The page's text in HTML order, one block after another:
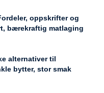
oppskrifter og
bærekraftig matlaging
alternativer til
bytter, stor smak